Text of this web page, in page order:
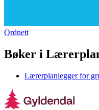
Ordnett
Bøker i
Lærerplanlegger for